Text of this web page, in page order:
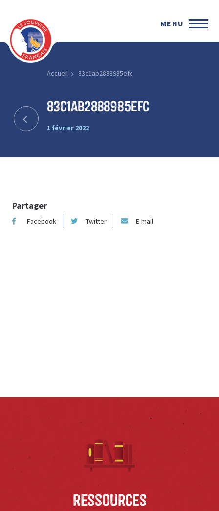
MENU
Accueil 83c1ab2888985efc
83c1ab2888985efc
1 février 2022
Partager
Facebook Twitter E-mail
Ressources